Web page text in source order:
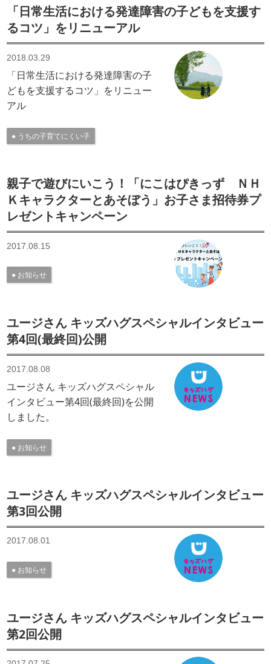
「日常生活における発達障害の子どもを支援す
るコツ」をリニューアル
2018.03.29
「日常生活における発達障害の子
どもを支援するコツ」をリニュー
アル
うちの子育てにくい子
親子で遊びにいこう！「にこはぴきっず ＮＨ
Ｋキャラクターとあそぼう」お子さま招待券プ
レゼントキャンペーン
2017.08.15
お知らせ
ユージさん キッズハグスペシャルインタビュー
第4回(最終回)公開
2017.08.08
ユージさん キッズハグスペシャル
インタビュー第4回(最終回)を公開
しました。
お知らせ
ユージさん キッズハグスペシャルインタビュー
第3回公開
2017.08.01
お知らせ
ユージさん キッズハグスペシャルインタビュー
第2回公開